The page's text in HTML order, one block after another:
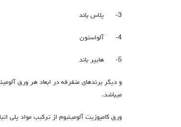
3- پلاس باند
4- آلواستون
5- هایپر باند
میباشد.
ورق کامپوزیت آلومینیوم از ترکیب مواد پلی